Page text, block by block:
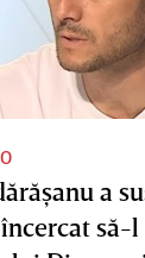
a
să-